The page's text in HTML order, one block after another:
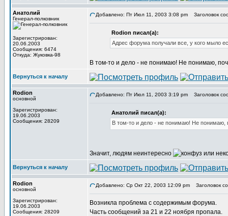
Анатолий
Генерал-полковник
Зарегистрирован:
20.06.2003
Сообщения: 6474
Откуда: Жуковка-98
Добавлено: Пт Июл 11, 2003 3:08 pm Заголовок
Rodion писал(а):
Адрес форума получали все, у кого мыло
В том-то и дело - не понимаю! Не понимаю,
Вернуться к началу
Rodion
основной
Зарегистрирован:
19.06.2003
Сообщения: 28209
Добавлено: Пт Июл 11, 2003 3:19 pm Заголовок
Анатолий писал(а):
В том-то и дело - не понимаю! Не понимаю,
Значит, людям неинтересно или
Вернуться к началу
Rodion
основной
Зарегистрирован:
19.06.2003
Сообщения: 28209
Добавлено: Ср Окт 22, 2003 12:09 pm Заголовок
Возникла проблема с содержимым форума.
Часть сообщений за 21 и 22 ноября пропала.